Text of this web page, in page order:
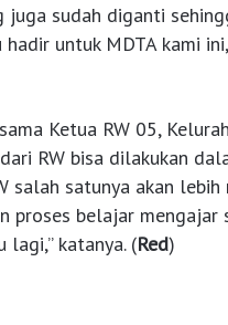
juga sudah diganti
untuk MDTA kami
Ketua RW 05,
RW bisa dilakukan
salah satunya akan
proses belajar mengajar
lagi,” katanya. (Red)